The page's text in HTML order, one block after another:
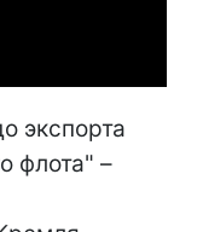
экспорта
флота" –